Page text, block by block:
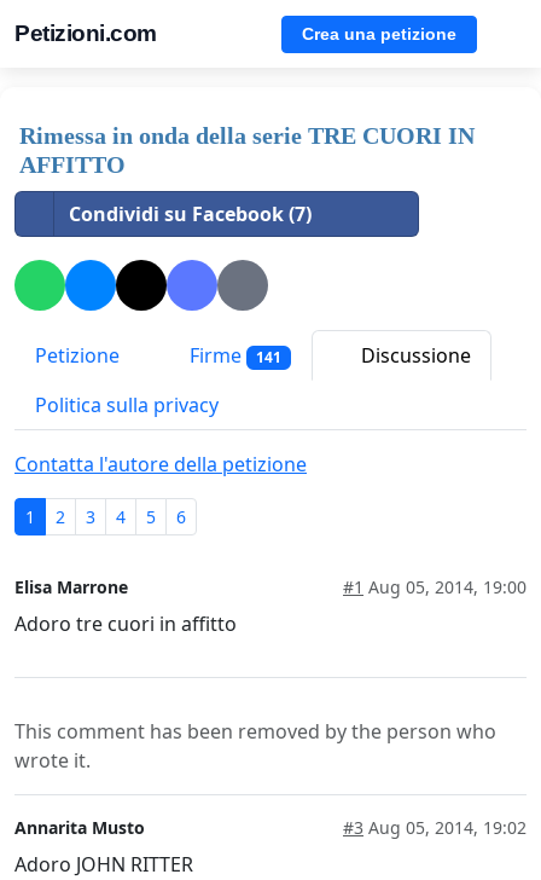
Petizioni.com Crea una petizione
Rimessa in onda della serie TRE CUORI IN
AFFITTO
Condividi su Facebook (7)
Petizione Firme 141
Discussione
Politica sulla privacy
Contatta l'autore della petizione
1 2 3 4 5 6
Elisa Marrone #1 Aug 05, 2014, 19:00
Adoro tre cuori in affitto
This comment has been removed by the person who
wrote it.
Annarita Musto #3 Aug 05, 2014, 19:02
Adoro JOHN RITTER